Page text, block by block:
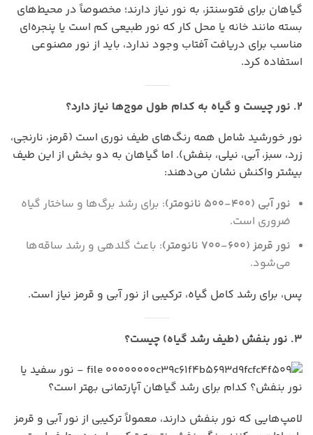
گیاهان برای فتوسنتز، به نور نیاز دارند؛ مخصوصاً در محیط‌های
بسته مانند خانه یا محل کار که نور طبیعی کم است یا پنجره‌ای
مناسب برای دریافت آفتاب وجود ندارد، باید از نور مصنوعی
استفاده کرد.
۲. نور چیست و گیاه به کدام طول موج‌ها نیاز دارد؟
نور خورشید شامل همه رنگ‌های طیف نوری است (قرمز، نارنجی،
زرد، سبز، آبی، نیلی، بنفش). اما گیاهان به دو بخش از این طیف
بیشتر واکنش نشان می‌دهند:
نور آبی (۴۰۰-۵۰۰ نانومتر)
: برای رشد برگ‌ها و ساختار گیاه
ضروری است.
نور قرمز (۶۰۰-۷۰۰ نانومتر)
: باعث گلدهی و رشد ساقه‌ها
می‌شود.
پس، برای رشد کامل گیاه، ترکیبی از نور آبی و قرمز نیاز است.
۳. نور بنفش (طیف رشد گیاه) چیست؟
لامپ‌هایی که نور بنفش دارند، معمولاً ترکیبی از نور آبی و قرمز